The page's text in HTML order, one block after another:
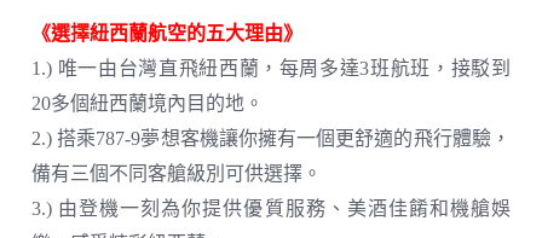
《選擇紐西蘭航空的五大理由》
1.) 唯一由台灣直飛紐西蘭，每周多達3班航班，接駁到
20多個紐西蘭境內目的地。
2.) 搭乘787-9夢想客機讓你擁有一個更舒適的飛行體驗，
備有三個不同客艙級別可供選擇。
3.) 由登機一刻為你提供優質服務、美酒佳餚和機艙娛